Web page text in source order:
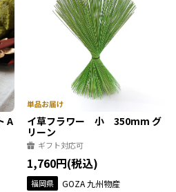
七
材料・作り方にも、沢山こだわりが詰ま
った本格的なデザートです。
A
イ草フラワー 小 350mm グ
リーン
ギフト対応可
1,760円(税込)
福岡県 GOZA 九州物産